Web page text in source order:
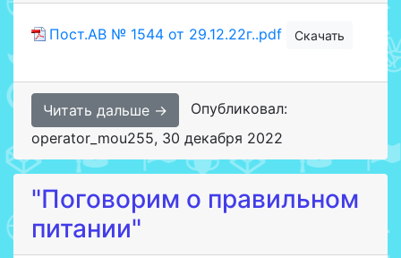
Пост.АВ № 1544 от 29.12.22г..pdf Скачать
Читать дальше →
Опубликовал:
operator_mou255, 30 декабря 2022
"Поговорим о правильном
питании"